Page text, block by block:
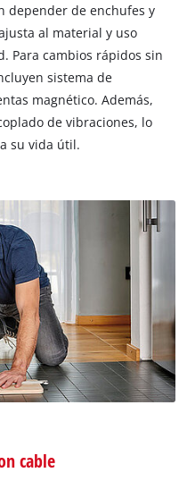
depender de enchufes y
al material y uso
Para cambios rápidos sin
sistema de
magnético. Además,
de vibraciones, lo
su vida útil.
cable